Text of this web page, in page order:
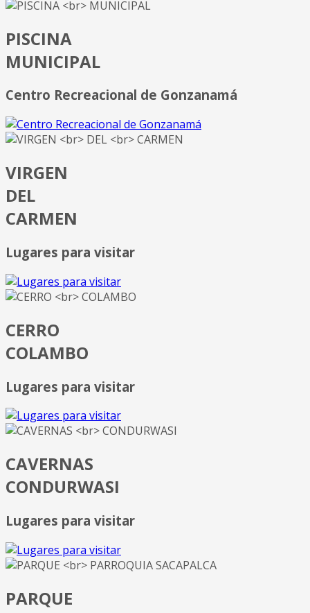
PISCINA
MUNICIPAL
Centro Recreacional de Gonzanamá
VIRGEN
DEL
CARMEN
Lugares para visitar
CERRO
COLAMBO
Lugares para visitar
CAVERNAS
CONDURWASI
Lugares para visitar
PARQUE